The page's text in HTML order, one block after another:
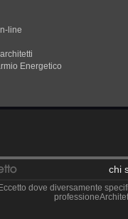
line
Energetico
chi
Eccetto dove diversamente